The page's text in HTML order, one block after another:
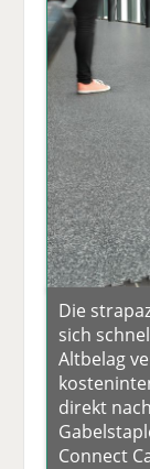
Die
sich
Altbelag
direkt
Connect